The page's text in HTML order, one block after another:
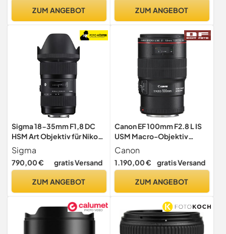
ZUM ANGEBOT
4K Auflösung, mit
Gegenlichtblende)
ZUM ANGEBOT
Sigma 18-35mm F1,8 DC
HSM Art Objektiv für Nikon
F Objektivbajonett
Sigma
790,00 € gratis Versand
ZUM ANGEBOT
Canon EF 100mm F2.8 L IS
USM Macro-Objektiv
(67mm Filtergewinde,
bildstabilisiert) schwarz
Canon
1.190,00 € gratis Versand
ZUM ANGEBOT